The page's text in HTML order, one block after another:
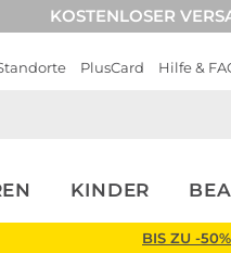
KOSTENLOSER
PlusCard Hilfe &
KINDER
BIS ZU -